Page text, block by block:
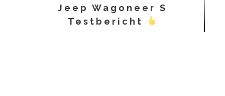
Jeep Wagoneer S
Testbericht